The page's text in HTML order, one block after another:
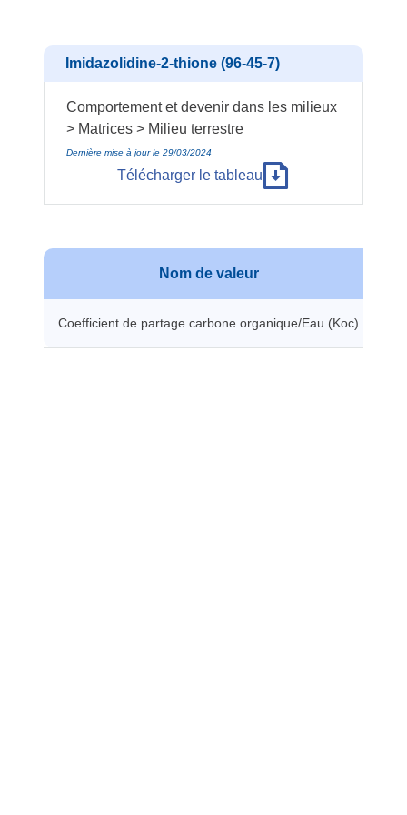
Imidazolidine-2-thione (96-45-7)
Comportement et devenir dans les milieux
> Matrices > Milieu terrestre
Dernière mise à jour le 29/03/2024
Télécharger le tableau
Nom de valeur
Coefficient de partage carbone organique/Eau (Koc)